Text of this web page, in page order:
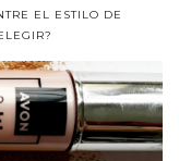
EL ESTILO DE